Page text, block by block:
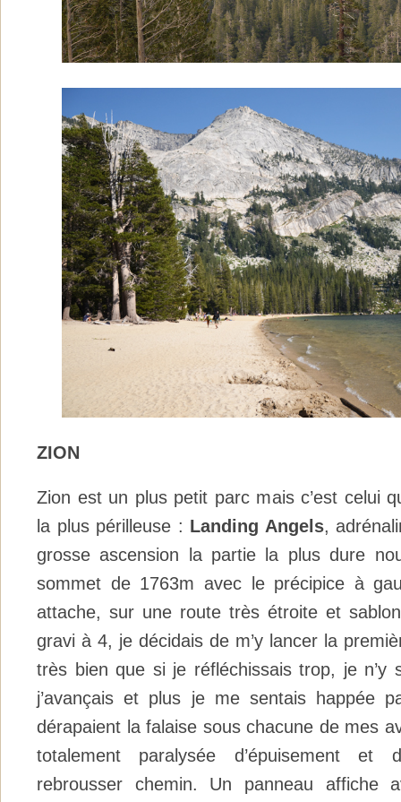
ZION
Zion est un plus petit parc mais c’est celui
la plus périlleuse : Landing Angels,
grosse ascension la partie la plus dure
sommet de 1763m avec le précipice à
attache, sur une route très étroite et
gravi à 4, je décidais de m’y lancer la
très bien que si je réfléchissais trop, je n’y
j’avançais et plus je me sentais happée
dérapaient la falaise sous chacune de mes
totalement paralysée d’épuisement
rebrousser chemin. Un panneau affiche